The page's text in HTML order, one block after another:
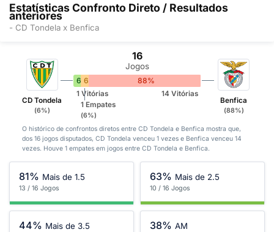
Estatísticas Confronto Direto / Resultados
anteriores
- CD Tondela x Benfica
CD Tondela
(6%)
16
Jogos
6%6% 88%
1 Vitórias
1 Empates
(6%)
14 Vitórias
Benfica
(88%)
O histórico de confrontos diretos entre CD Tondela e Benfica mostra que,
dos 16 jogos disputados, CD Tondela venceu 1 vezes e Benfica venceu 14
vezes. Houve 1 empates em jogos entre CD Tondela e Benfica.
81% Mais de 1.5
13 / 16 Jogos
63% Mais de 2.5
10 / 16 Jogos
44% Mais de 3.5 38% AM